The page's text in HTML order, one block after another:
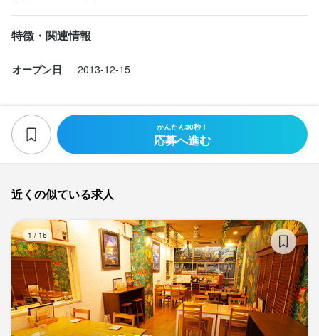
特徴・関連情報
オープン日 2013-12-15
かんたん30秒！
応募へ進む
近くの似ている求人
1 / 16